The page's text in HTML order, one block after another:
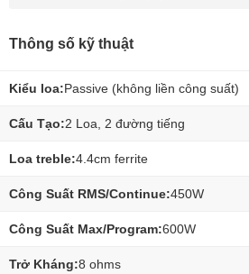
Thông số kỹ thuật
Kiểu loa:Passive (không liền công suất)
Cấu Tạo:2 Loa, 2 đường tiếng
Loa treble:4.4cm ferrite
Công Suất RMS/Continue:450W
Công Suất Max/Program:600W
Trở Kháng:8 ohms